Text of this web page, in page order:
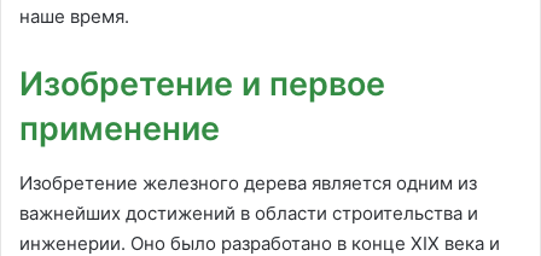
наше время.
Изобретение и первое
применение
Изобретение железного дерева является одним из
важнейших достижений в области строительства и
инженерии. Оно было разработано в конце XIX века и